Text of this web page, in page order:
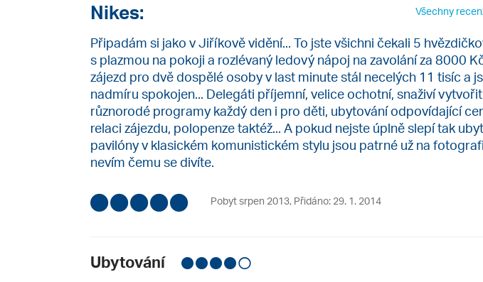
Všechny
Nikes:
Připadám si jako v Jiříkově vidění... To jste všichni čekali 5
s plazmou na pokoji a rozlévaný ledový nápoj na zavolání za 8000
zájezd pro dvě dospělé osoby v last minute stál necelých 11 tisíc a
nadmíru spokojen... Delegáti příjemní, velice ochotní, snaživí vytvořit
různorodé programy každý den i pro děti, ubytování odpovídající
relaci zájezdu, polopenze taktéž... A pokud nejste úplně slepí tak
pavilóny v klasickém komunistickém stylu jsou patrné už na
nevím čemu se divíte.
Pobyt srpen 2013, Přidáno: 29. 1. 2014
Ubytování